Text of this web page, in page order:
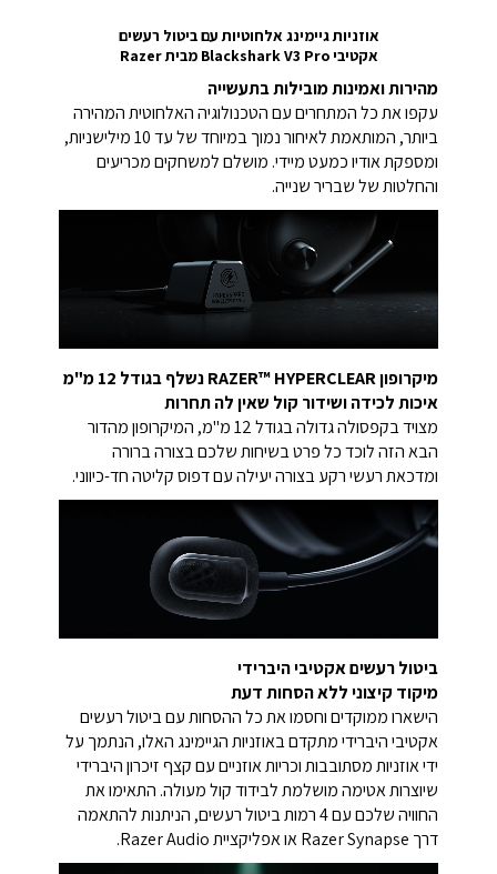
אוזניות גיימינג אלחוטיות עם ביטול רעשים
אקטיבי Blackshark V3 Pro מבית Razer
מהירות ואמינות מובילות בתעשייה
עקפו את כל המתחרים עם הטכנולוגיה האלחוטית המהירה
ביותר, המותאמת לאיחור נמוך במיוחד של עד 10 מילישניות,
ומספקת אודיו כמעט מיידי. מושלם למשחקים מכריעים
והחלטות של שבריר שנייה.
מיקרופון RAZER™ HYPERCLEAR נשלף בגודל 12 מ"מ
איכות לכידה ושידור קול שאין לה תחרות
מצויד בקפסולה גדולה בגודל 12 מ"מ, המיקרופון מהדור
הבא הזה לוכד כל פרט בשיחות שלכם בצורה ברורה
ומדכאת רעשי רקע בצורה יעילה עם דפוס קליטה חד-כיווני.
ביטול רעשים אקטיבי היברידי
מיקוד קיצוני ללא הסחות דעת
הישארו ממוקדים וחסמו את כל ההסחות עם ביטול רעשים
אקטיבי היברידי מתקדם באוזניות הגיימינג האלו, הנתמך על
ידי אוזניות מסתובבות וכריות אוזניים עם קצף זיכרון היברידי
שיוצרות אטימה מושלמת לבידוד קול מעולה. התאימו את
החוויה שלכם עם 4 רמות ביטול רעשים, הניתנות להתאמה
דרך Razer Synapse או אפליקציית Razer Audio.